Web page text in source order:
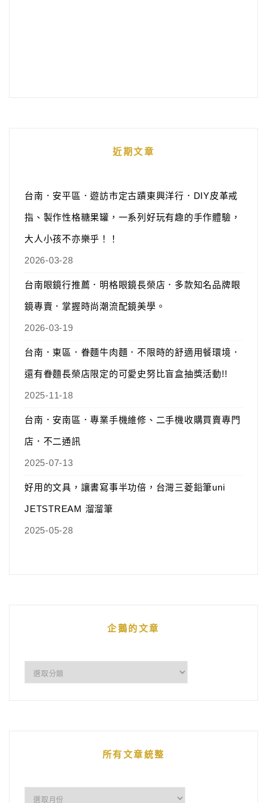
近期文章
台南．安平區．遊訪市定古蹟東興洋行．DIY皮革戒
指、製作性格糖果罐，一系列好玩有趣的手作體驗，
大人小孩不亦樂乎！！
2026-03-28
台南眼鏡行推薦．明格眼鏡長榮店．多款知名品牌眼
鏡專賣．掌握時尚潮流配鏡美學。
2026-03-19
台南．東區．眷麵牛肉麵．不限時的舒適用餐環境．
還有眷麵長榮店限定的可愛史努比盲盒抽獎活動!!
2025-11-18
台南．安南區．專業手機維修、二手機收購買賣專門
店．不二通訊
2025-07-13
好用的文具，讓書寫事半功倍，台灣三菱鉛筆uni
JETSTREAM 溜溜筆
2025-05-28
企鵝的文章
所有文章統整